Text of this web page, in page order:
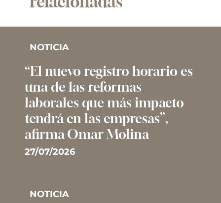
NOTICIA
“El nuevo registro horario es
una de las reformas
laborales que más impacto
tendrá en las empresas”,
afirma Omar Molina
27/07/2026
NOTICIA